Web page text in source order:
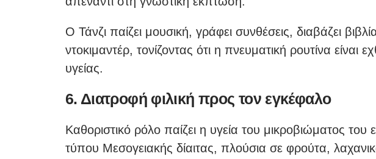
Ο Τάνζι παίζει μουσική, γράφει συνθέσεις, διαβάζει
ντοκιμαντέρ, τονίζοντας ότι η πνευματική ρουτίνα είναι
υγείας.
6. Διατροφή φιλική προς τον εγκέφαλο
Καθοριστικό ρόλο παίζει η υγεία του μικροβιώματος του
τύπου Μεσογειακής δίαιτας, πλούσια σε φρούτα,